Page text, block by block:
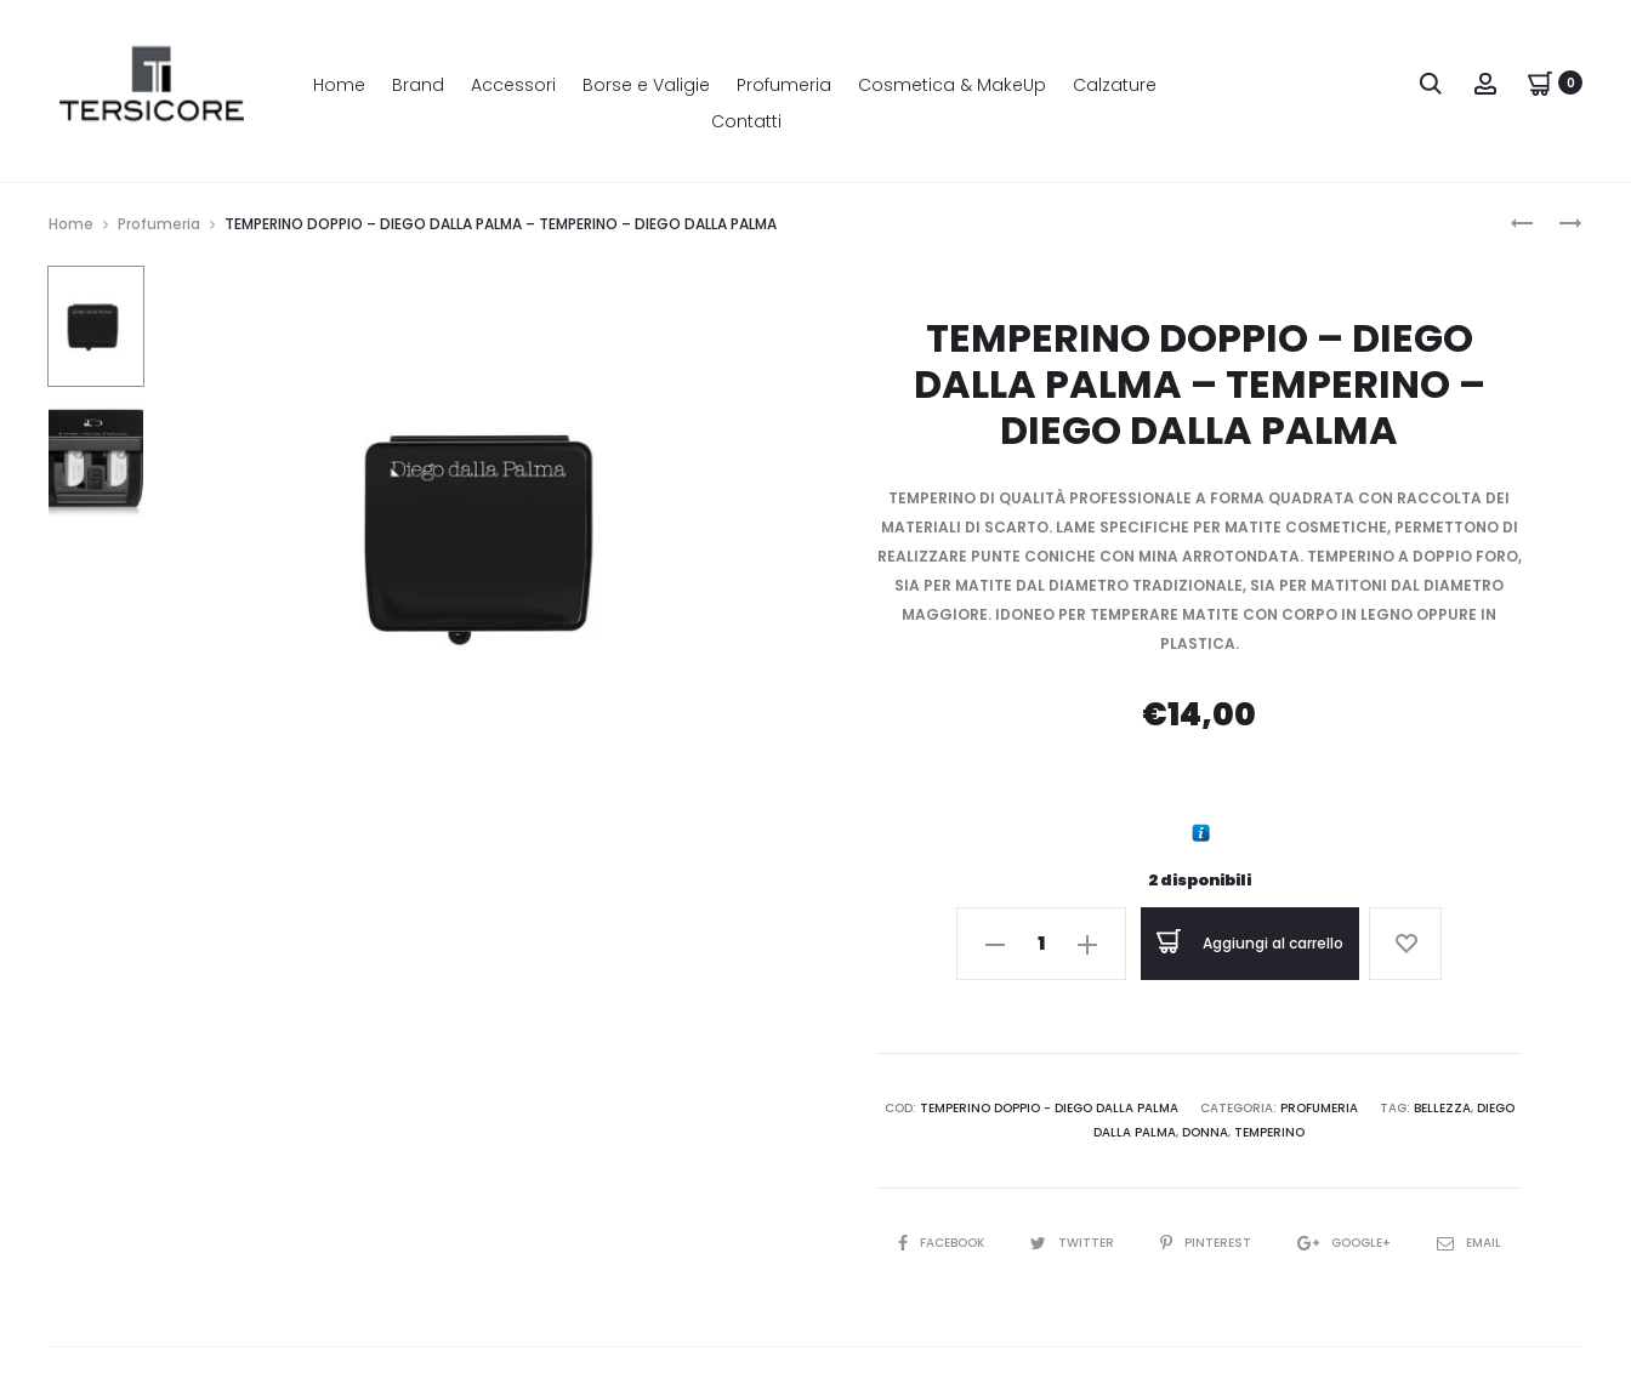
Home Brand Accessori Borse e Valigie Profumeria Cosmetica & MakeUp
Calzature
Contatti
0
BURBERRY
FL7MICFAL12
Home Profumeria TEMPERINO DOPPIO – DIEGO DALLA PALMA – TEMPERINO – DIEGO DALLA PALMA
TEMPERINO DOPPIO – DIEGO
DALLA PALMA – TEMPERINO –
DIEGO DALLA PALMA
TEMPERINO DI QUALITÀ PROFESSIONALE A FORMA QUADRATA CON RACCOLTA DEI
MATERIALI DI SCARTO. LAME SPECIFICHE PER MATITE COSMETICHE, PERMETTONO DI
REALIZZARE PUNTE CONICHE CON MINA ARROTONDATA. TEMPERINO A DOPPIO FORO,
SIA PER MATITE DAL DIAMETRO TRADIZIONALE, SIA PER MATITONI DAL DIAMETRO
MAGGIORE. IDONEO PER TEMPERARE MATITE CON CORPO IN LEGNO OPPURE IN
PLASTICA.
€14,00
2 disponibili
TEMPERINO
PALMA
DIEGO
Aggiungi al carrello
COD: TEMPERINO DOPPIO - DIEGO DALLA PALMA CATEGORIA: PROFUMERIA TAG: BELLEZZA, DIEGO
DALLA PALMA, DONNA, TEMPERINO
CONDIVIDI
FACEBOOK TWITTER PINTEREST GOOGLE+ EMAIL